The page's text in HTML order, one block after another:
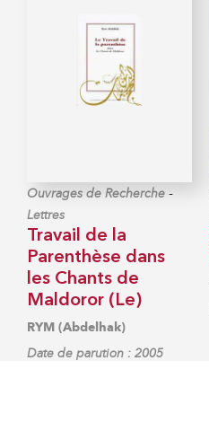
Ouvrages de Recherche -
Lettres
Travail de la
Parenthèse dans
les Chants de
Maldoror (Le)
RYM (Abdelhak)
Date de parution : 2005